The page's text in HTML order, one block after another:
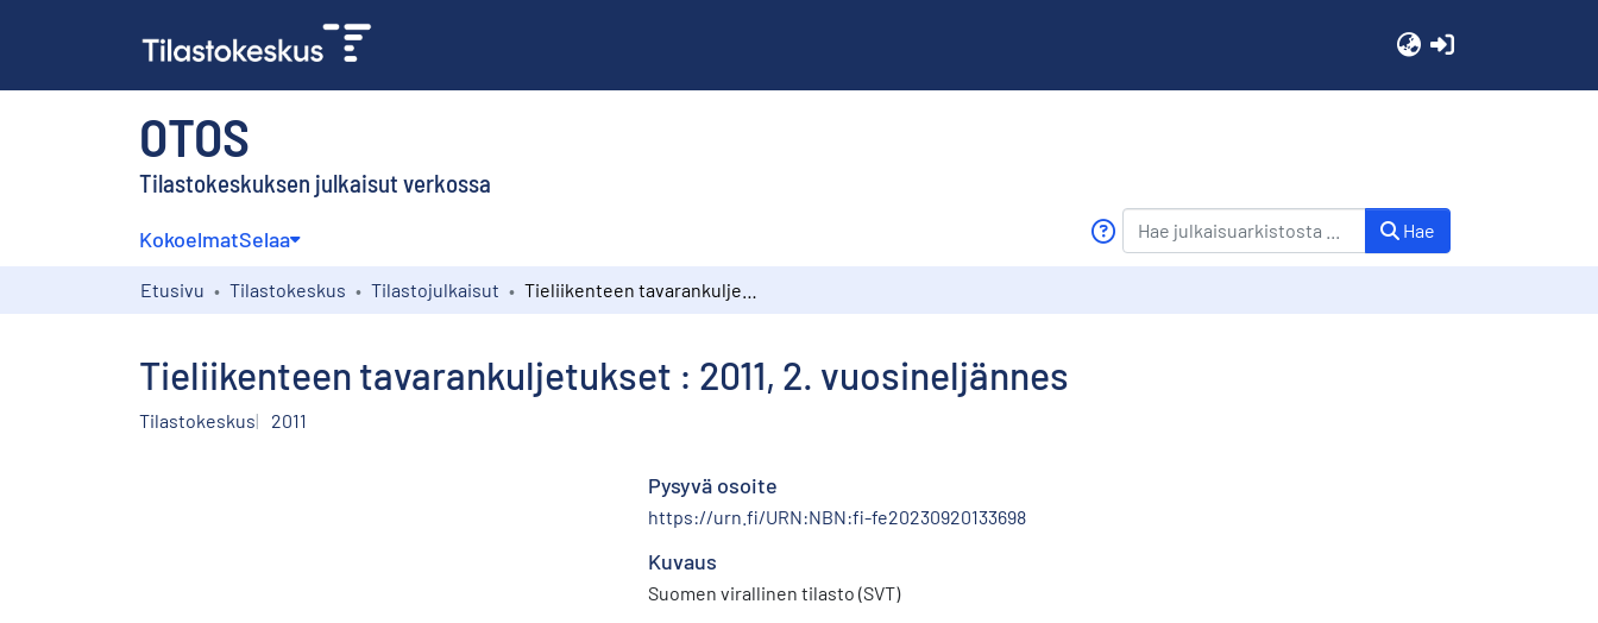
OTOS
Tilastokeskuksen julkaisut verkossa
KokoelmatSelaa Hae
Etusivu Tilastokeskus Tilastojulkaisut
Tieliikenteen tavarankuljetukset : 2011, 2. vuosineljännes
Tilastokeskus 2011
Pysyvä osoite
https://urn.fi/URN:NBN:fi-fe20230920133698
Kuvaus
Suomen virallinen tilasto (SVT)